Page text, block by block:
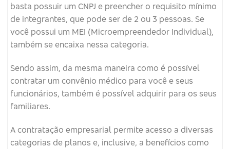
basta possuir um CNPJ e preencher o requisito mínimo
de integrantes, que pode ser de 2 ou 3 pessoas. Se
você possui um MEI (Microempreendedor Individual),
também se encaixa nessa categoria.
Sendo assim, da mesma maneira como é possível
contratar um convênio médico para você e seus
funcionários, também é possível adquirir para os seus
familiares.
A contratação empresarial permite acesso a diversas
categorias de planos e, inclusive, a benefícios como